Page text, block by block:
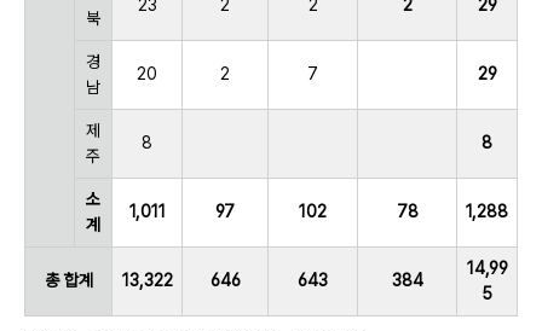
북
23 2 2 2 29
경
남
20 2 7 29
제
주
8 8
소
계
1,011 97 102 78 1,288
총 합계 13,322 646 643 384
14,99
5